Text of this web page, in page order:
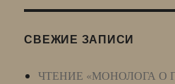
LJ
СВЕЖИЕ ЗАПИСИ
ЧТЕНИЕ «МОНОЛОГА О